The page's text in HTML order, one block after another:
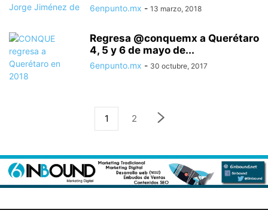
6enpunto.mx - 13 marzo, 2018
Regresa @conquemx a Querétaro
4, 5 y 6 de mayo de...
6enpunto.mx - 30 octubre, 2017
1 2